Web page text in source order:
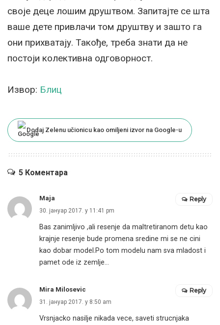
своје деце лошим друштвом. Запитајте се шта
ваше дете привлачи том друштву и зашто га
они прихватају. Такође, треба знати да не
постоји колективна одговорност.
Извор: Блиц
Dodaj Zelenu učionicu kao omiljeni izvor na Google-u
5 Коментара
Maja
30. јануар 2017. у 11:41 pm
Bas zanimljivo ,ali resenje da maltretiranom detu kao
krajnje resenje bude promena sredine mi se ne cini
kao dobar model.Po tom modelu nam sva mladost i
pamet ode iz zemlje…
Reply
Mira Milosevic
31. јануар 2017. у 8:50 am
Vrsnjacko nasilje nikada vece, saveti strucnjaka
Reply